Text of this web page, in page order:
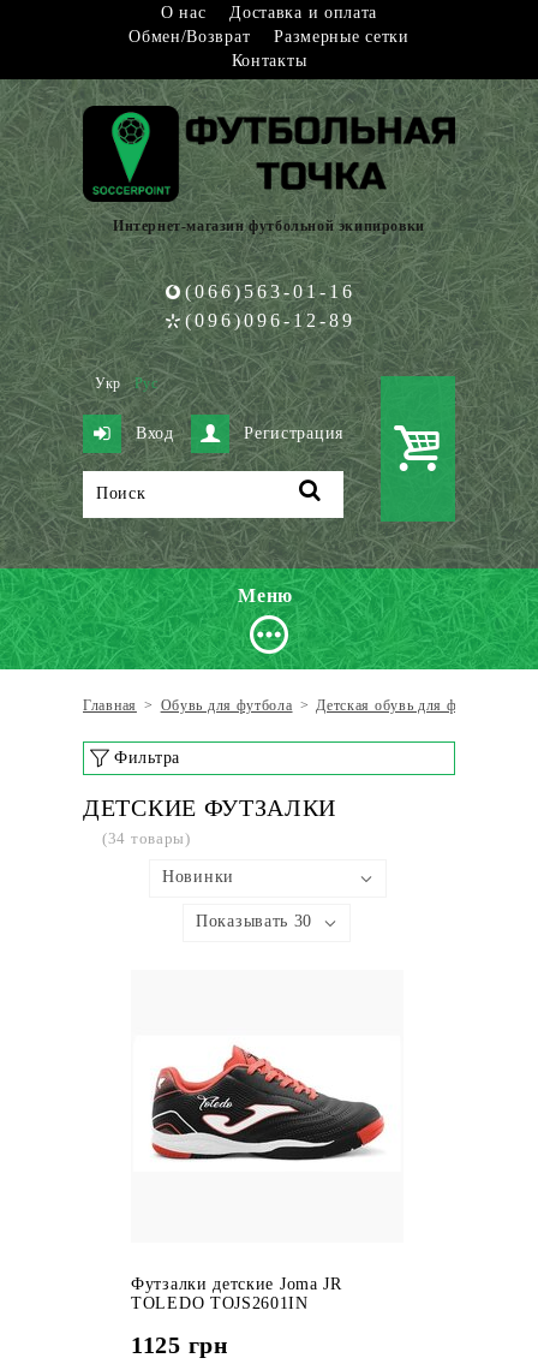
О нас
Доставка и оплата
Обмен/Возврат
Размерные сетки
Контакты
Интернет-магазин футбольной экипировки
(066)563-01-16
(096)096-12-89
Укр Рус
Вход Регистрация
Меню
Главная > Обувь для футбола > Детская обувь для футбола
Фильтра
ДЕТСКИЕ ФУТЗАЛКИ
(34 товары)
Новинки
Показывать 30
Футзалки детские Joma JR
TOLEDO TOJS2601IN
1125 грн